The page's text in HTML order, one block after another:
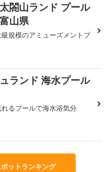
閤山ランド プール
山県
規模のアミューズメントプ
ランド 海水プール
るプールで海水浴気分
ットランキング